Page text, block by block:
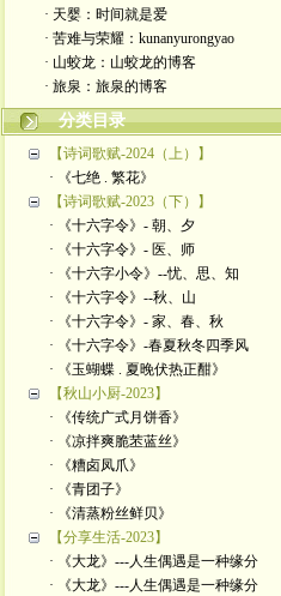
· 天婴：时间就是爱
· 苦难与荣耀：kunanyurongyao
· 山蛟龙：山蛟龙的博客
· 旅泉：旅泉的博客
分类目录
【诗词歌赋-2024（上）】
· 《七绝 . 繁花》
【诗词歌赋-2023（下）】
· 《十六字令》- 朝、夕
· 《十六字令》- 医、师
· 《十六字小令》--忧、思、知
· 《十六字令》--秋、山
· 《十六字令》- 家、春、秋
· 《十六字令》-春夏秋冬四季风
· 《玉蝴蝶 . 夏晚伏热正酣》
【秋山小厨-2023】
· 《传统广式月饼香》
· 《凉拌爽脆苤蓝丝》
· 《糟卤凤爪》
· 《青团子》
· 《清蒸粉丝鲜贝》
【分享生活-2023】
· 《大龙》---人生偶遇是一种缘分
· 《大龙》---人生偶遇是一种缘分